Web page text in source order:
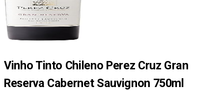
Vinho Tinto Chileno Perez Cruz Gran
Reserva Cabernet Sauvignon 750ml